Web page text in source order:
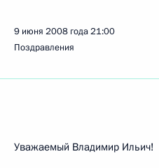
9 июня 2008 года21:00
Поздравления
Уважаемый Владимир Ильич!